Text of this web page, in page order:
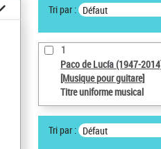
Tri par : Défaut
1
Paco de Lucía (1947-
[Musique pour guitare]
Titre uniforme musical
Tri par : Défaut